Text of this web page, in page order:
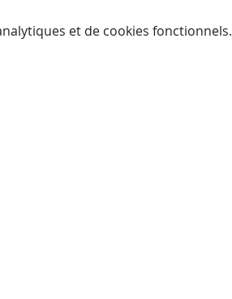
et de cookies fonctionnels.